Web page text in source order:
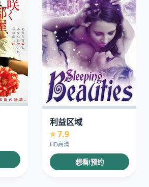
利益区域
⭐ 7.9
HD高清
想看/预约